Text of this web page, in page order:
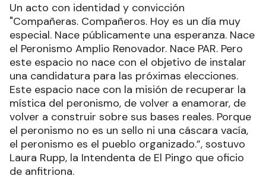
Un acto con identidad y convicción
"Compañeras. Compañeros. Hoy es un día muy
especial. Nace públicamente una esperanza. Nace
el Peronismo Amplio Renovador. Nace PAR. Pero
este espacio no nace con el objetivo de instalar
una candidatura para las próximas elecciones.
Este espacio nace con la misión de recuperar la
mística del peronismo, de volver a enamorar, de
volver a construir sobre sus bases reales. Porque
el peronismo no es un sello ni una cáscara vacía,
el peronismo es el pueblo organizado.”, sostuvo
Laura Rupp, la Intendenta de El Pingo que oficio
de anfitriona.